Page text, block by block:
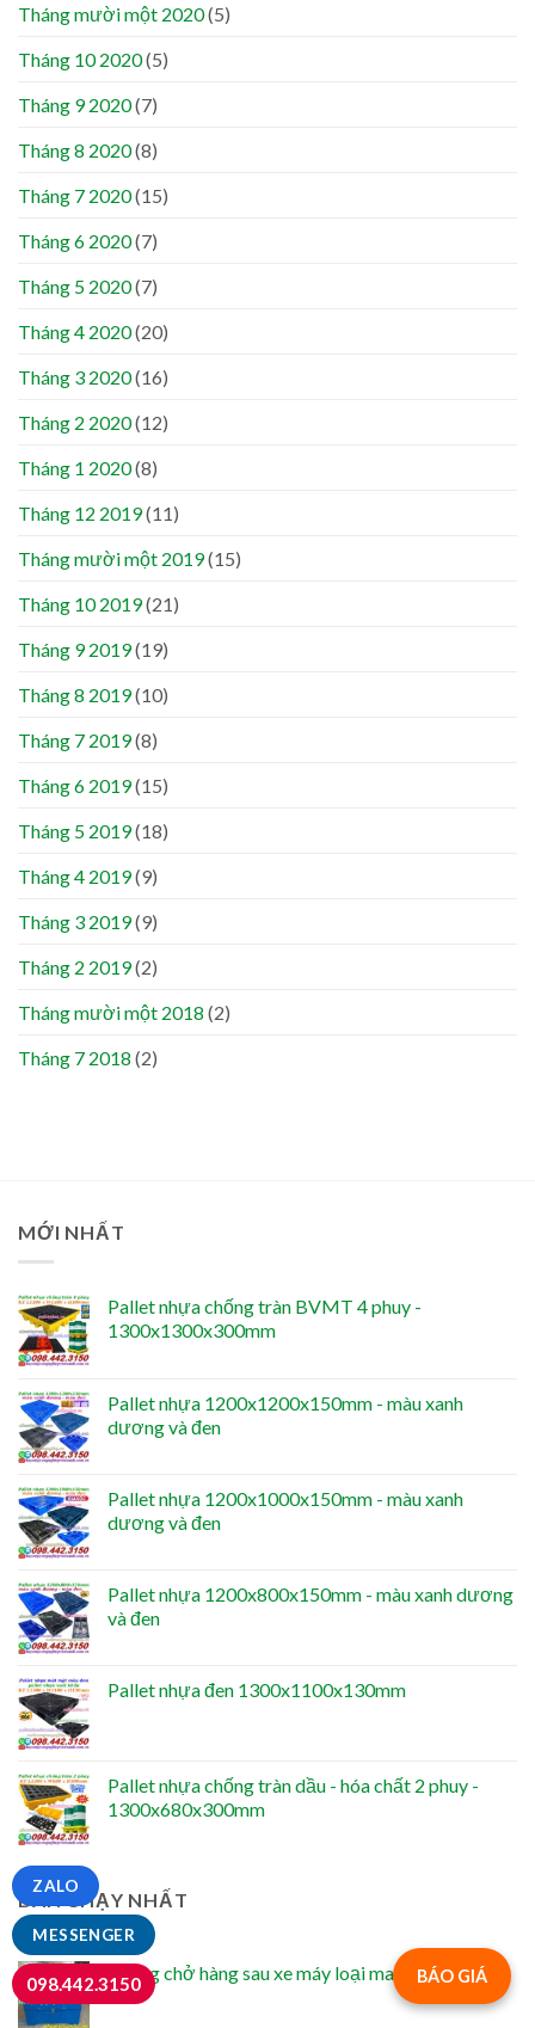
Tháng mười một 2020(5)
Tháng 10 2020(5)
Tháng 9 2020(7)
Tháng 8 2020(8)
Tháng 7 2020(15)
Tháng 6 2020(7)
Tháng 5 2020(7)
Tháng 4 2020(20)
Tháng 3 2020(16)
Tháng 2 2020(12)
Tháng 1 2020(8)
Tháng 12 2019(11)
Tháng mười một 2019(15)
Tháng 10 2019(21)
Tháng 9 2019(19)
Tháng 8 2019(10)
Tháng 7 2019(8)
Tháng 6 2019(15)
Tháng 5 2019(18)
Tháng 4 2019(9)
Tháng 3 2019(9)
Tháng 2 2019(2)
Tháng mười một 2018 (2)
Tháng 7 2018 (2)
MỚI NHẤT
Pallet nhựa chống tràn BVMT 4 phuy -
1300x1300x300mm
Pallet nhựa 1200x1200x150mm - màu xanh
dương và đen
Pallet nhựa 1200x1000x150mm - màu xanh
dương và đen
Pallet nhựa 1200x800x150mm - màu xanh dương
và đen
Pallet nhựa đen 1300x1100x130mm
Pallet nhựa chống tràn dầu - hóa chất 2 phuy -
1300x680x300mm
BÁN CHẠY NHẤT
Thùng chở hàng sau xe máy loại max BÁO GIÁ
MESSENGER
ZALO
098.442.3150